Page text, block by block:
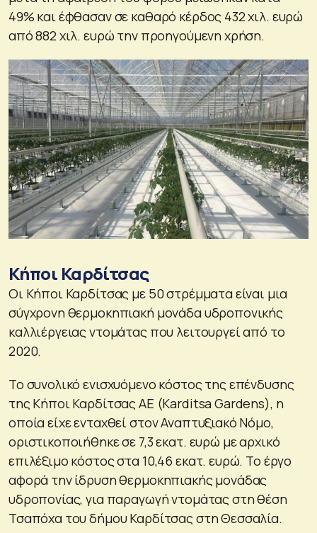
49% και έφθασαν σε καθαρό κέρδος 432 χιλ. ευρώ
από 882 χιλ. ευρώ την προηγούμενη χρήση.
Κήποι Καρδίτσας
Οι Κήποι Καρδίτσας με 50 στρέμματα είναι μια
σύγχρονη θερμοκηπιακή μονάδα υδροπονικής
καλλιέργειας ντομάτας που λειτουργεί από το
2020.
Το συνολικό ενισχυόμενο κόστος της επένδυσης
της Κήποι Καρδίτσας ΑΕ (Karditsa Gardens), η
οποία είχε ενταχθεί στον Αναπτυξιακό Νόμο,
οριστικοποιήθηκε σε 7,3 εκατ. ευρώ με αρχικό
επιλέξιμο κόστος στα 10,46 εκατ. ευρώ. Το έργο
αφορά την ίδρυση θερμοκηπιακής μονάδας
υδροπονίας, για παραγωγή ντομάτας στη θέση
Τσαπόχα του δήμου Καρδίτσας στη Θεσσαλία.